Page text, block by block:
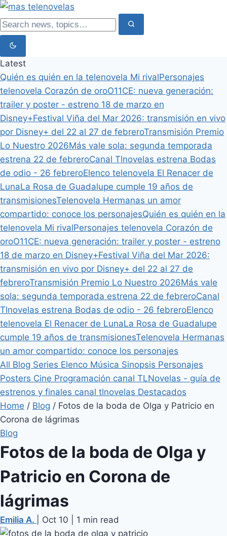
Latest
Quién es quién en la telenovela Mi rivalPersonajes
telenovela Corazón de oroO11CE: nueva generación:
trailer y poster - estreno 18 de marzo en
Disney+Festival Viña del Mar 2026: transmisión en vivo
por Disney+ del 22 al 27 de febreroTransmisión Premio
Lo Nuestro 2026Más vale sola: segunda temporada
estrena 22 de febreroCanal Tlnovelas estrena Bodas
de odio - 26 febreroElenco telenovela El Renacer de
LunaLa Rosa de Guadalupe cumple 19 años de
transmisionesTelenovela Hermanas un amor
compartido: conoce los personajesQuién es quién en la
telenovela Mi rivalPersonajes telenovela Corazón de
oroO11CE: nueva generación: trailer y poster - estreno
18 de marzo en Disney+Festival Viña del Mar 2026:
transmisión en vivo por Disney+ del 22 al 27 de
febreroTransmisión Premio Lo Nuestro 2026Más vale
sola: segunda temporada estrena 22 de febreroCanal
Tlnovelas estrena Bodas de odio - 26 febreroElenco
telenovela El Renacer de LunaLa Rosa de Guadalupe
cumple 19 años de transmisionesTelenovela Hermanas
un amor compartido: conoce los personajes
All Blog Series Elenco Música Sinopsis Personajes
Posters Cine Programación canal TLNovelas - guía de
estrenos y finales canal tlnovelas Destacados
Home / Blog / Fotos de la boda de Olga y Patricio en
Corona de lágrimas
Blog
Fotos de la boda de Olga y
Patricio en Corona de
lágrimas
Emilia A. Oct 10 1 min read